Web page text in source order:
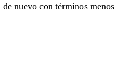
nuevo con términos menos